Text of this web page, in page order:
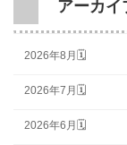
アーカイ
2026年8月🗓
2026年7月🗓
2026年6月🗓